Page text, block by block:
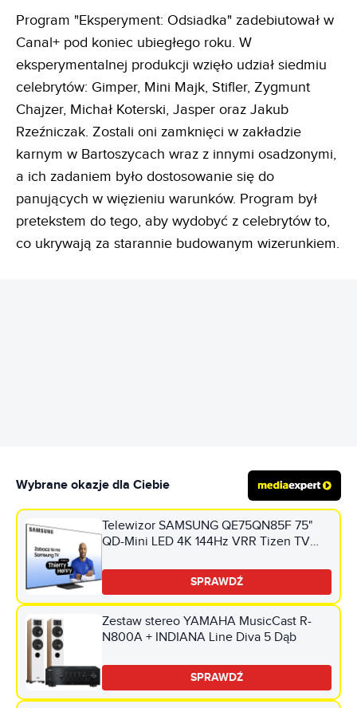
Program "Eksperyment: Odsiadka" zadebiutował w
Canal+ pod koniec ubiegłego roku. W
eksperymentalnej produkcji wzięło udział siedmiu
celebrytów: Gimper, Mini Majk, Stifler, Zygmunt
Chajzer, Michał Koterski, Jasper oraz Jakub
Rzeźniczak. Zostali oni zamknięci w zakładzie
karnym w Bartoszycach wraz z innymi osadzonymi,
a ich zadaniem było dostosowanie się do
panujących w więzieniu warunków. Program był
pretekstem do tego, aby wydobyć z celebrytów to,
co ukrywają za starannie budowanym wizerunkiem.
Wybrane okazje dla Ciebie
Telewizor SAMSUNG QE75QN85F 75"
QD-Mini LED 4K 144Hz VRR Tizen TV
SPRAWDŹ
Zestaw stereo YAMAHA MusicCast R-
N800A + INDIANA Line Diva 5 Dąb
SPRAWDŹ